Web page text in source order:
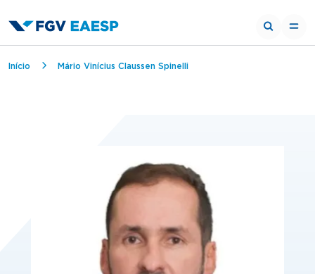
Trilha de navegação
Início Mário Vinícius Claussen Spinelli